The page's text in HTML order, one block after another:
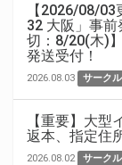
【2026/08/
32 大阪」事
切：8/20(木)
発送受付！
2026.08.03 サーク
【重要】大
返本、指定住
2026.08.02 サーク